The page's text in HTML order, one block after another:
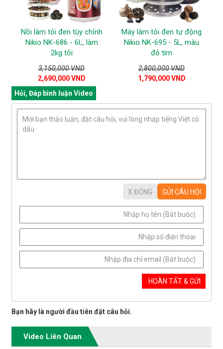
Nồi làm tỏi đen tùy chỉnh
Nikio NK-686 - 6L, làm
2kg tỏi
3,150,000 VND
2,690,000 VND
Máy làm tỏi đen tự động
Nikio NK-695 - 5L, màu
đỏ tím
2,800,000 VND
1,790,000 VND
Hỏi, Đáp bình luận Video
Bạn hãy là người đầu tiên đặt câu hỏi.
Video Liên Quan